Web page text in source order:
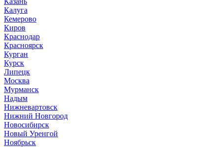
Калуга
Кемерово
Киров
Краснодар
Красноярск
Курган
Курск
Липецк
Москва
Мурманск
Надым
Нижневартовск
Нижний Новгород
Новосибирск
Новый Уренгой
Ноябрьск